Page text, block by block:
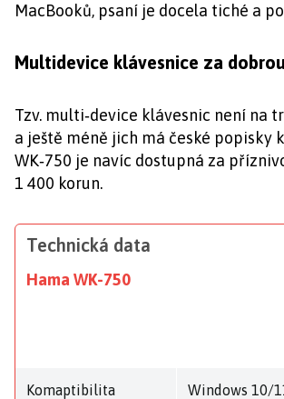
MacBooků, psaní je docela tiché a
Multidevice klávesnice za
Tzv. multi‑device klávesnic není na
a ještě méně jich má české popisky
WK‑750 je navíc dostupná za
1 400 korun.
Technická data
Hama WK-750
Komaptibilita Windows 10/